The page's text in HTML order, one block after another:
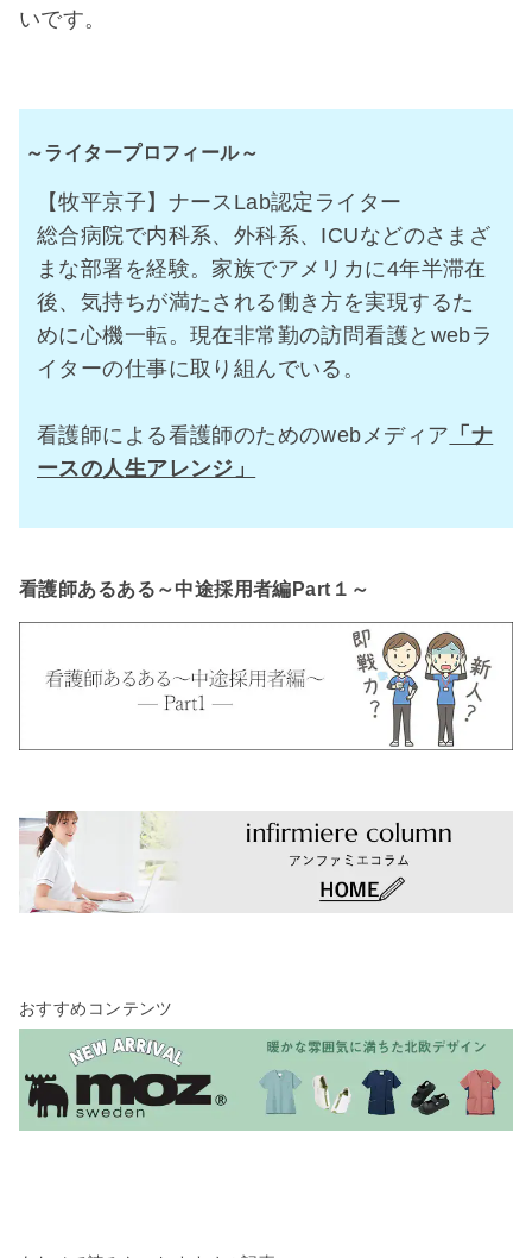
いです。
～ライタープロフィール～
【牧平京子】ナースLab認定ライター
総合病院で内科系、外科系、ICUなどのさまざ
まな部署を経験。家族でアメリカに4年半滞在
後、気持ちが満たされる働き方を実現するた
めに心機一転。現在非常勤の訪問看護とwebラ
イターの仕事に取り組んでいる。
看護師による看護師のためのwebメディア 「ナ
ースの人生アレンジ」
看護師あるある～中途採用者編Part１～
おすすめコンテンツ